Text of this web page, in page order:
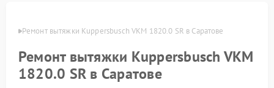
Ремонт вытяжки Kuppersbusch VKM 1820.0 SR в Саратове
Ремонт вытяжки Kuppersbusch VKM
1820.0 SR в Саратове